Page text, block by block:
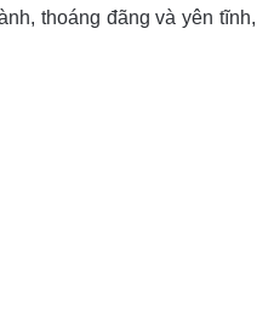
thoáng đãng và yên tĩnh,